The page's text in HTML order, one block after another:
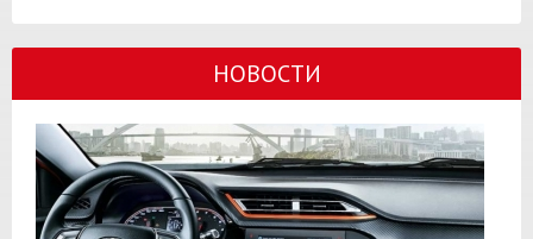
НОВОСТИ